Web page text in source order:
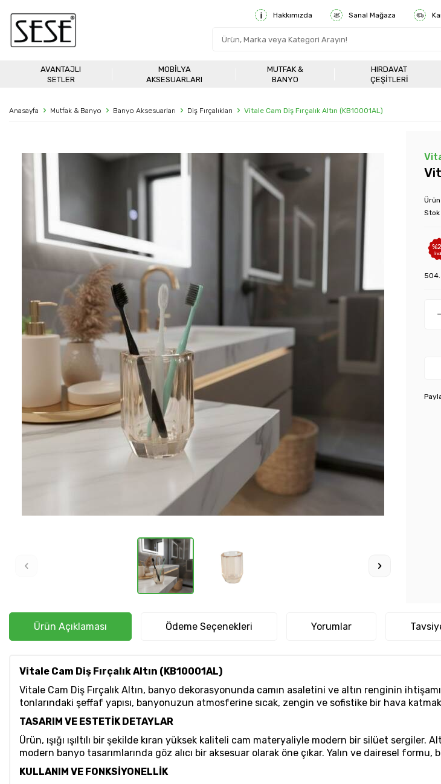
Hakkımızda Sanal Mağaza
AVANTAJLI
SETLER
MOBILYA
AKSESUARLARI
MUTFAK &
BANYO
HIRDAVAT
ÇEŞITLERI
Anasayfa Mutfak & Banyo Banyo Aksesuarları Diş Fırçalıkları Vitale Cam Diş Fırçalık Altın (KB10001AL)
Stok
%
Ürün Açıklaması Ödeme Seçenekleri Yorumlar
Vitale Cam Diş Fırçalık Altın (KB10001AL)
Vitale Cam Diş Fırçalık Altın, banyo dekorasyonunda camın asaletini ve altın renginin
tonlarındaki şeffaf yapısı, banyonuzun atmosferine sıcak, zengin ve sofistike bir hava
TASARIM VE ESTETİK DETAYLAR
Ürün, ışığı ışıltılı bir şekilde kıran yüksek kaliteli cam materyaliyle modern bir silüet sergiler.
modern banyo tasarımlarında göz alıcı bir aksesuar olarak öne çıkar. Yalın ve dairesel
KULLANIM VE FONKSİYONELLİK